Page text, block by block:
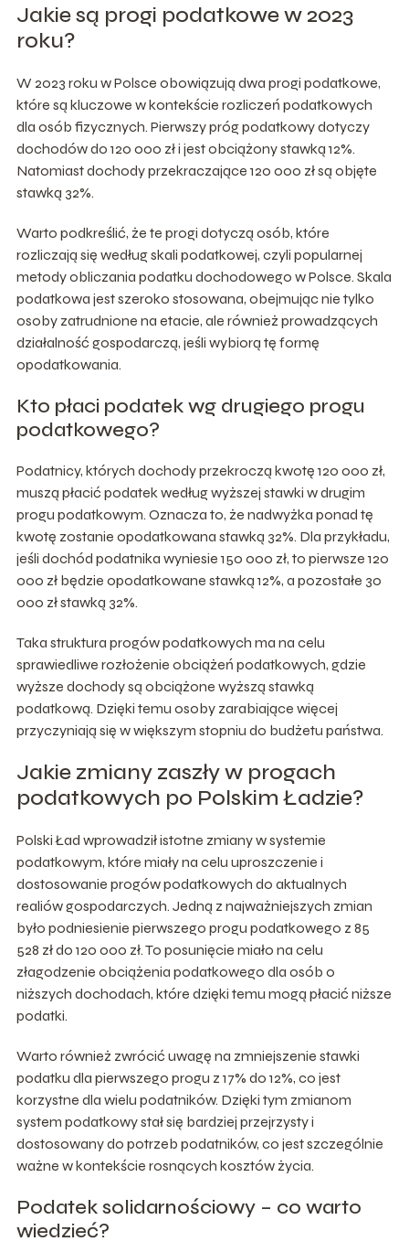
Jakie są progi podatkowe w 2023
roku?
W 2023 roku w Polsce obowiązują dwa progi podatkowe,
które są kluczowe w kontekście rozliczeń podatkowych
dla osób fizycznych. Pierwszy próg podatkowy dotyczy
dochodów do 120 000 zł i jest obciążony stawką 12%.
Natomiast dochody przekraczające 120 000 zł są objęte
stawką 32%.
Warto podkreślić, że te progi dotyczą osób, które
rozliczają się według skali podatkowej, czyli popularnej
metody obliczania podatku dochodowego w Polsce. Skala
podatkowa jest szeroko stosowana, obejmując nie tylko
osoby zatrudnione na etacie, ale również prowadzących
działalność gospodarczą, jeśli wybiorą tę formę
opodatkowania.
Kto płaci podatek wg drugiego progu
podatkowego?
Podatnicy, których dochody przekroczą kwotę 120 000 zł,
muszą płacić podatek według wyższej stawki w drugim
progu podatkowym. Oznacza to, że nadwyżka ponad tę
kwotę zostanie opodatkowana stawką 32%. Dla przykładu,
jeśli dochód podatnika wyniesie 150 000 zł, to pierwsze 120
000 zł będzie opodatkowane stawką 12%, a pozostałe 30
000 zł stawką 32%.
Taka struktura progów podatkowych ma na celu
sprawiedliwe rozłożenie obciążeń podatkowych, gdzie
wyższe dochody są obciążone wyższą stawką
podatkową. Dzięki temu osoby zarabiające więcej
przyczyniają się w większym stopniu do budżetu państwa.
Jakie zmiany zaszły w progach
podatkowych po Polskim Ładzie?
Polski Ład wprowadził istotne zmiany w systemie
podatkowym, które miały na celu uproszczenie i
dostosowanie progów podatkowych do aktualnych
realiów gospodarczych. Jedną z najważniejszych zmian
było podniesienie pierwszego progu podatkowego z 85
528 zł do 120 000 zł. To posunięcie miało na celu
złagodzenie obciążenia podatkowego dla osób o
niższych dochodach, które dzięki temu mogą płacić niższe
podatki.
Warto również zwrócić uwagę na zmniejszenie stawki
podatku dla pierwszego progu z 17% do 12%, co jest
korzystne dla wielu podatników. Dzięki tym zmianom
system podatkowy stał się bardziej przejrzysty i
dostosowany do potrzeb podatników, co jest szczególnie
ważne w kontekście rosnących kosztów życia.
Podatek solidarnościowy – co warto
wiedzieć?